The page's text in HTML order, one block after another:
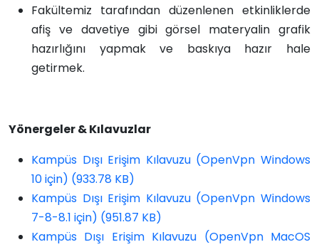
Fakültemiz tarafından düzenlenen etkinliklerde
afiş ve davetiye gibi görsel materyalin grafik
hazırlığını yapmak ve baskıya hazır hale
getirmek.
Yönergeler & Kılavuzlar
Kampüs Dışı Erişim Kılavuzu (OpenVpn Windows
10 için) (933.78 KB)
Kampüs Dışı Erişim Kılavuzu (OpenVpn Windows
7-8-8.1 için) (951.87 KB)
Kampüs Dışı Erişim Kılavuzu (OpenVpn MacOS